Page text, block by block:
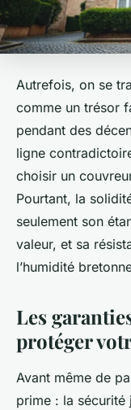
Autrefois, on se
comme un trésor
pendant des
ligne
choisir un
Pourtant, la
seulement son
valeur, et sa
l’humidité
Les
protéger
Avant même de
prime : la sécurité